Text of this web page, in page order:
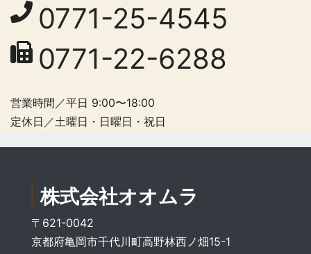
0771-25-4545
0771-22-6288
営業時間／平日 9:00〜18:00
定休日／土曜日・日曜日・祝日
株式会社オオムラ
〒621-0042
京都府亀岡市千代川町高野林西ノ畑15-1